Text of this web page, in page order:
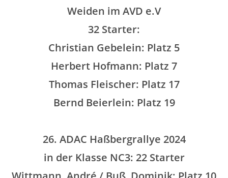
Weiden im AVD e.V
32 Starter:
Christian Gebelein: Platz 5
Herbert Hofmann: Platz 7
Thomas Fleischer: Platz 17
Bernd Beierlein: Platz 19
26. ADAC Haßbergrallye 2024
in der Klasse NC3: 22 Starter